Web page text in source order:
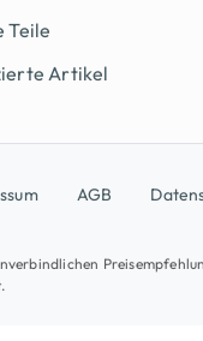
Teile
Artikel
AGB